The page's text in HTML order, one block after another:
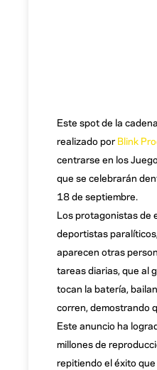
Este spot de la
realizado por Blink
centrarse en los
que se celebrarán
18 de septiembre.
Los protagonistas de
deportistas
aparecen otras
tareas diarias, que al
tocan la batería,
corren, demostrando
Este anuncio ha
millones de
repitiendo el éxito